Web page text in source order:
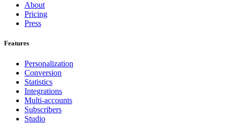
About
Pricing
Press
Features
Personalization
Conversion
Statistics
Integrations
Multi-accounts
Subscribers
Studio